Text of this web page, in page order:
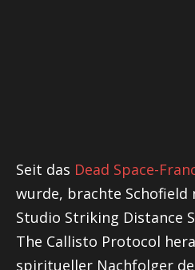
Seit das Dead Space-
wurde, brachte Schofield
Studio Striking Distance
The Callisto Protocol
spiritueller Nachfolger